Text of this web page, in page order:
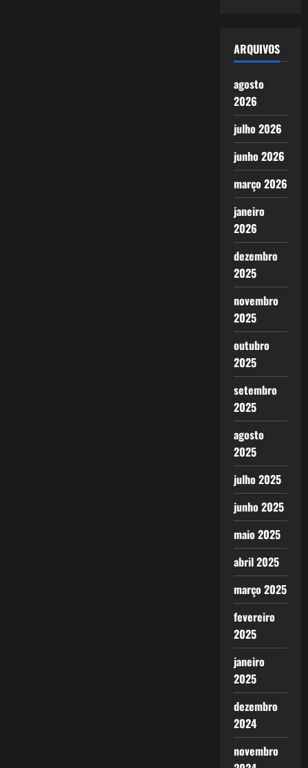
ARQUIVOS
agosto
2026
julho 2026
junho 2026
março 2026
janeiro
2026
dezembro
2025
novembro
2025
outubro
2025
setembro
2025
agosto
2025
julho 2025
junho 2025
maio 2025
abril 2025
março 2025
fevereiro
2025
janeiro
2025
dezembro
2024
novembro